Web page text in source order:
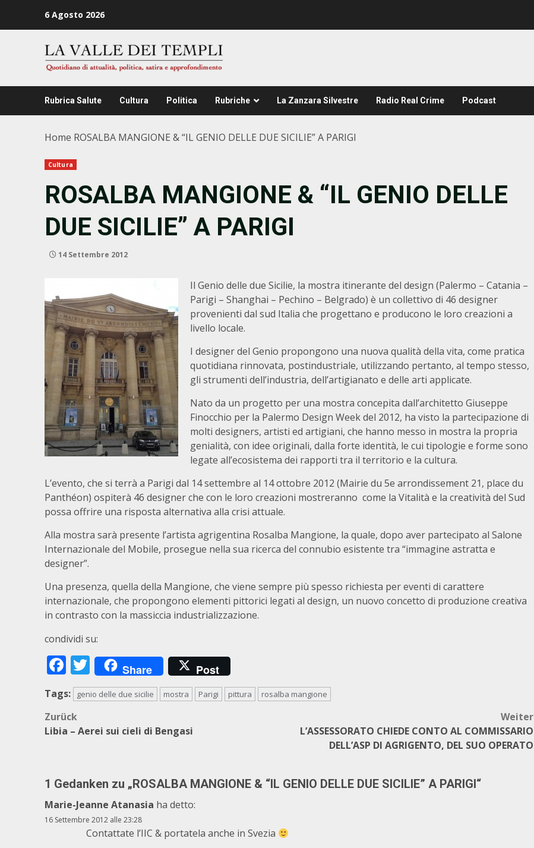
6 Agosto 2026
Rubrica Salute Cultura Politica Rubriche La Zanzara Silvestre Radio Real Crime Podcast
Home ROSALBA MANGIONE & “IL GENIO DELLE DUE SICILIE” A PARIGI
Cultura
ROSALBA MANGIONE & “IL GENIO DELLE
DUE SICILIE” A PARIGI
14 Settembre 2012
Il Genio delle due Sicilie, la mostra itinerante del design (Palermo – Catania –
Parigi – Shanghai – Pechino – Belgrado) è un collettivo di 46 designer
provenienti dal sud Italia che progettano e producono le loro creazioni a
livello locale.
I designer del Genio propongono una nuova qualità della vita, come pratica
quotidiana rinnovata, postindustriale, utilizzando pertanto, al tempo stesso,
gli strumenti dell’industria, dell’artigianato e delle arti applicate.
Nato da un progetto per una mostra concepita dall’architetto Giuseppe
Finocchio per la Palermo Design Week del 2012, ha visto la partecipazione di
molti designers, artisti ed artigiani, che hanno messo in mostra la propria
genialità, con idee originali, dalla forte identità, le cui tipologie e forme sono
legate all’ecosistema dei rapporti tra il territorio e la cultura.
L’evento, che si terrà a Parigi dal 14 settembre al 14 ottobre 2012 (Mairie du 5e arrondissement 21, place du
Panthéon) ospiterà 46 designer che con le loro creazioni mostreranno come la Vitalità e la creatività del Sud
possa offrire una risposta alternativa alla crisi attuale.
Alla mostra sarà presente l’artista agrigentina Rosalba Mangione, la quale, dopo aver partecipato al Salone
Internazionale del Mobile, prosegue nella sua ricerca del connubio esistente tra “immagine astratta e
designer”.
Una presenza, quella della Mangione, che viene sempre più spesso richiesta per eventi di carattere
internazionale, che propongono elementi pittorici legati al design, un nuovo concetto di produzione creativa
in contrasto con la massiccia industrializzazione.
condividi su:
Facebook
Twitter
Share Post
Tags: genio delle due sicilie mostra Parigi pittura rosalba mangione
Beitragsnavigation
Zurück
Libia – Aerei sui cieli di Bengasi
Weiter
L’ASSESSORATO CHIEDE CONTO AL COMMISSARIO
DELL’ASP DI AGRIGENTO, DEL SUO OPERATO
1 Gedanken zu „ROSALBA MANGIONE & “IL GENIO DELLE DUE SICILIE” A PARIGI“
Marie-Jeanne Atanasia ha detto:
16 Settembre 2012 alle 23:28
Contattate l’IIC & portatela anche in Svezia